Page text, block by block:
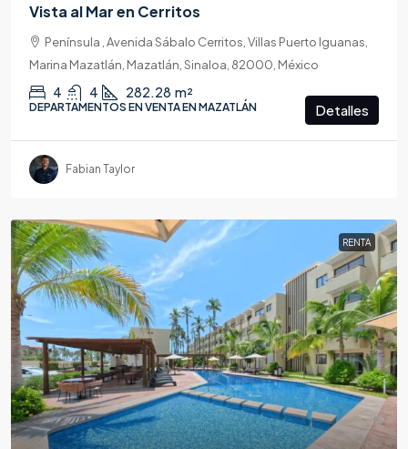
Vista al Mar en Cerritos
Península , Avenida Sábalo Cerritos, Villas Puerto Iguanas,
Marina Mazatlán, Mazatlán, Sinaloa, 82000, México
4 4 282.28 m²
DEPARTAMENTOS EN VENTA EN MAZATLÁN Detalles
Fabian Taylor
RENTA